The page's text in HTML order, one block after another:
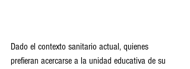
Dado el contexto sanitario actual, quienes
prefieran acercarse a la unidad educativa de su